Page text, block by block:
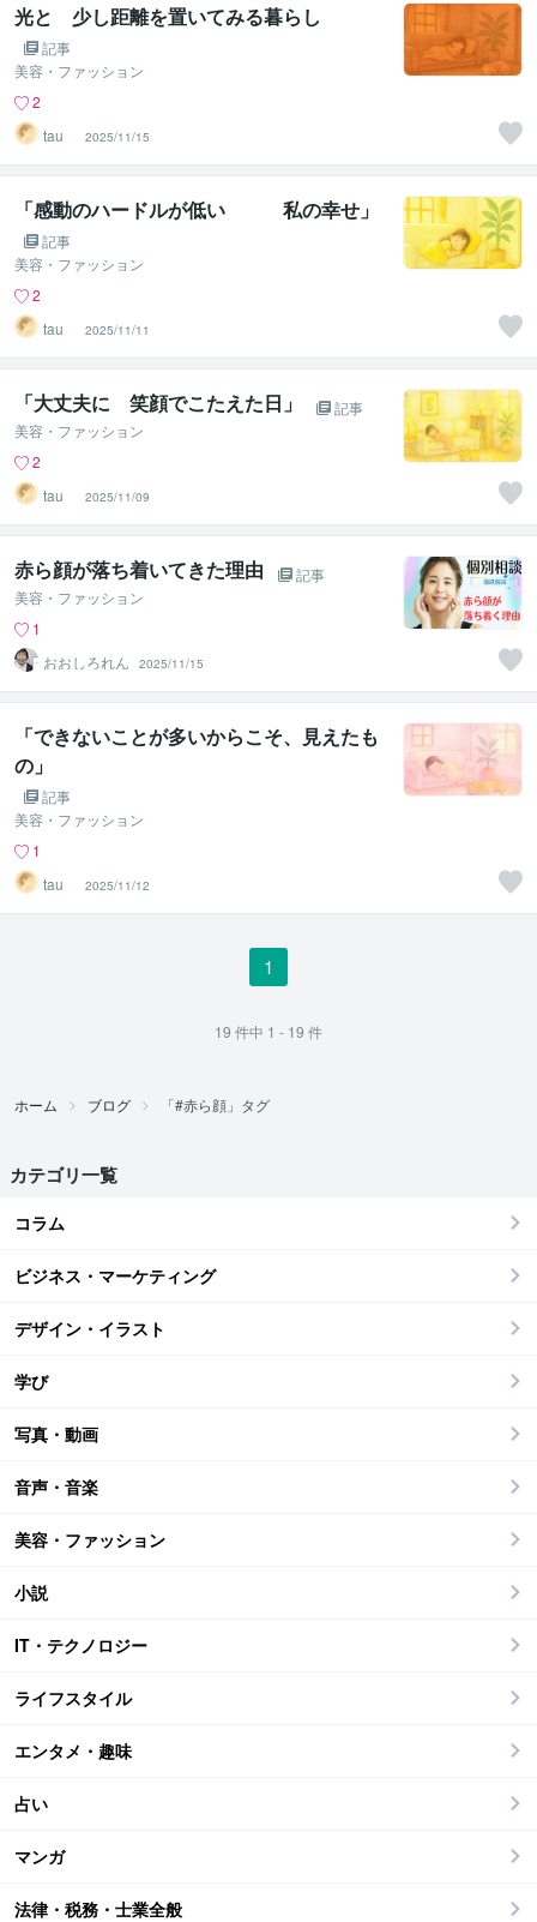
光と 少し距離を置いてみる暮らし
記事
美容・ファッション
2
tau _
2025/11/15
「感動のハードルが低い 私の幸せ」
記事
美容・ファッション
2
tau _
2025/11/11
「大丈夫に 笑顔でこたえた日」
記事
美容・ファッション
2
tau _
2025/11/09
赤ら顔が落ち着いてきた理由
記事
美容・ファッション
1
おおしろれん
2025/11/15
「できないことが多いからこそ、見えたも
の」
記事
美容・ファッション
1
tau _
2025/11/12
1
19 件中 1 - 19 件
ホーム ブログ 「#赤ら顔」タグ
カテゴリ一覧
コラム
ビジネス・マーケティング
デザイン・イラスト
学び
写真・動画
音声・音楽
美容・ファッション
小説
IT・テクノロジー
ライフスタイル
エンタメ・趣味
占い
マンガ
法律・税務・士業全般